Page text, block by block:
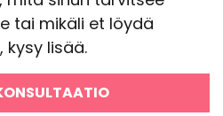
tai mikäli et löydä
lisää.